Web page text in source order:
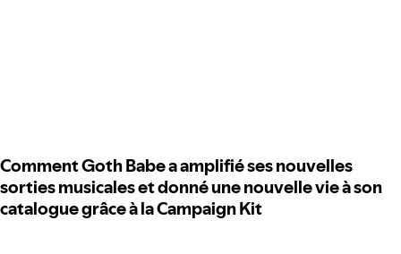
Comment Goth Babe a amplifié ses nouvelles
sorties musicales et donné une nouvelle vie à son
catalogue grâce à la Campaign Kit